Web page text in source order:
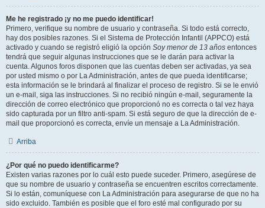
Me he registrado ¡y no me puedo identificar!
Primero, verifique su nombre de usuario y contraseña. Si todo está correcto,
hay dos posibles razones. Si el Sistema de Protección Infantil (APPCO) está
activado y cuando se registró eligió la opción Soy menor de 13 años entonces
tendrá que seguir algunas instrucciones que se le darán para activar la
cuenta. Algunos foros disponen que las cuentas deben ser activadas, ya sea
por usted mismo o por La Administración, antes de que pueda identificarse;
esta información se le brindará al finalizar el proceso de registro. Si se le envió
un e-mail, siga las instrucciones. Si no recibió ningún e-mail, seguramente la
dirección de correo electrónico que proporcionó no es correcta o tal vez haya
sido capturada por un filtro anti-spam. Si está seguro de que la dirección de e-
mail que proporcionó es correcta, envíe un mensaje a La Administración.
Arriba
¿Por qué no puedo identificarme?
Existen varias razones por lo cuál esto puede suceder. Primero, asegúrese de
que su nombre de usuario y contraseña se encuentren escritos correctamente.
Si lo están, comuníquese con La Administración para asegurarse de que no ha
sido excluido. También es posible que el foro esté mal configurado por su